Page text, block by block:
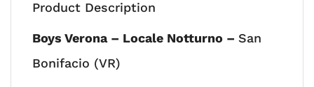
Product Description
Boys Verona – Locale Notturno – San
Bonifacio (VR)